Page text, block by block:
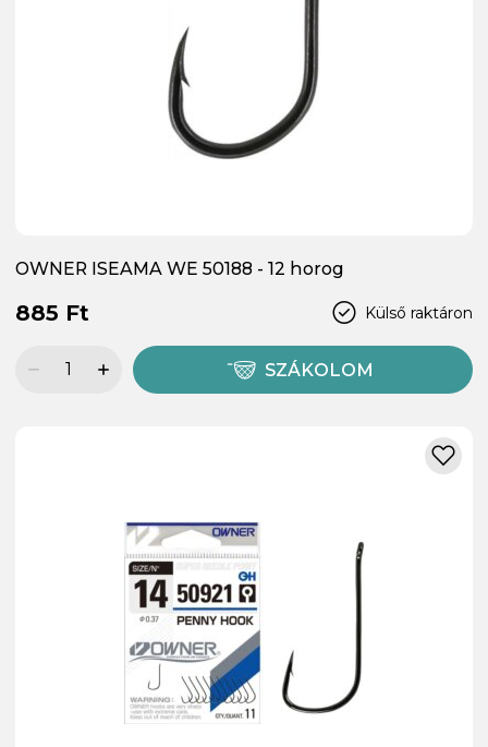
OWNER ISEAMA WE 50188 - 12 horog
Külső raktáron
885 Ft
SZÁKOLOM